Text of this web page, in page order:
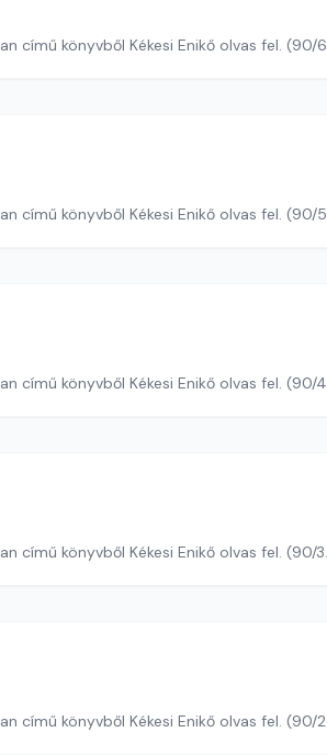
Romano Guardini: Az imádság iskolájában című könyvből Kékesi
Romano Guardini: Az imádság iskolájában című könyvből Kékesi
Romano Guardini: Az imádság iskolájában című könyvből Kékesi
Romano Guardini: Az imádság iskolájában című könyvből Kékesi
Romano Guardini: Az imádság iskolájában című könyvből Kékesi